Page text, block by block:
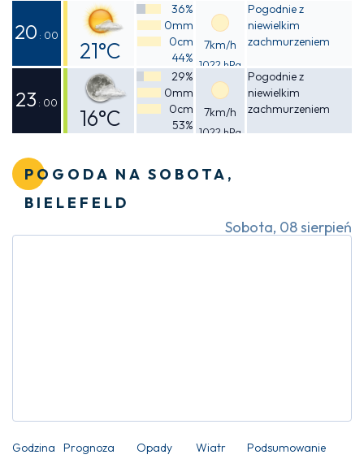
Odczuwalna
23°C
20 : 00
21°C
Odczuwalna
20°C
36%
0mm
0cm
44%
7km/h
1022 hPa
Pogodnie z
niewielkim
zachmurzeniem
23 : 00
16°C
29%
0mm
0cm
53%
7km/h
1022 hPa
Pogodnie z
niewielkim
zachmurzeniem
POGODA NA SOBOTA,
BIELEFELD
Sobota, 08 sierpień
Godzina Prognoza Opady Wiatr Podsumowanie